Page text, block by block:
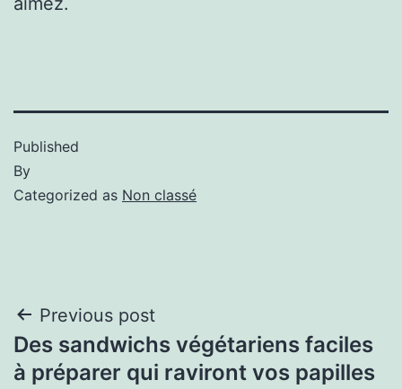
Published
By
Categorized as Non classé
Previous post
Des sandwichs végétariens faciles
à préparer qui raviront vos papilles